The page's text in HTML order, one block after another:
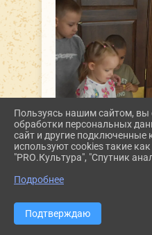
Пользуясь нашим сайтом, вы
обработки персональных
сайт и другие подключенные
используют cookies такие
"PRO.Культура", "Спутник
Подробнее
Подтверждаю